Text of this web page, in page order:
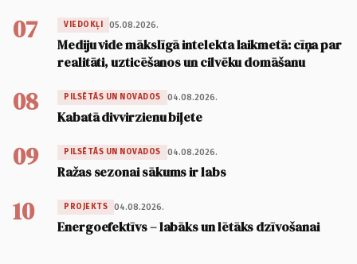
07 VIEDOKĻI 05.08.2026.
Mediju vide mākslīgā intelekta laikmetā: cīņa par
realitāti, uzticēšanos un cilvēku domāšanu
08 PILSĒTĀS UN NOVADOS 04.08.2026.
Kabatā divvirzienu biļete
09 PILSĒTĀS UN NOVADOS 04.08.2026.
Ražas sezonai sākums ir labs
10 PROJEKTS 04.08.2026.
Energoefektīvs – labāks un lētāks dzīvošanai